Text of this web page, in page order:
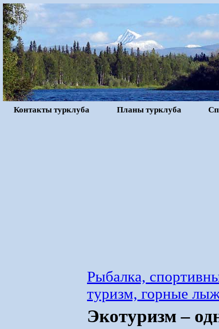
Контакты турклуба Планы турклуба
Рыбалка,
туризм, горные
Экотуризм –